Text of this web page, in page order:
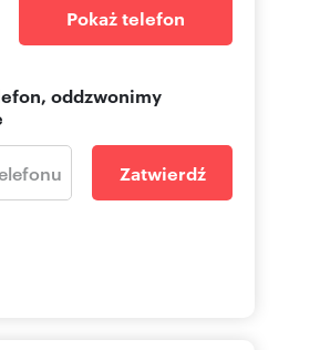
Pokaż telefon
oddzwonimy
Zatwierdź